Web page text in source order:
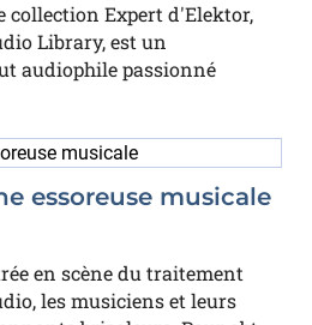
collection Expert d'Elektor,
Library, est un
audiophile passionné
essoreuse musicale
en scène du traitement
les musiciens et leurs